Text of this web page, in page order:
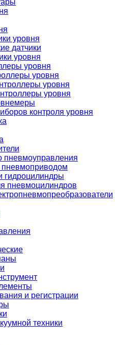
уровня
датчики
уровня
уровня
уровня
уровня
уровня
контроля уровня
пневмоуправления
гидроцилиндры
пневмоцилиндров
и регистрации
техники